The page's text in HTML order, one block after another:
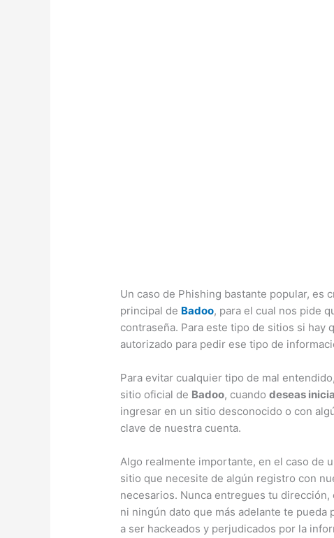
Un caso de Phishing bastante popular, es
principal de Badoo, para el cual nos pide
contraseña. Para este tipo de sitios si hay
autorizado para pedir ese tipo de
Para evitar cualquier tipo de mal
sitio oficial de Badoo, cuandodeseas
ingresar en un sitio desconocido o con
clave de nuestra cuenta.
Algo realmente importante, en el caso de
sitio que necesite de algún registro con
necesarios. Nunca entregues tu
ni ningún dato que más adelante te
a ser hackeados y perjudicados por la